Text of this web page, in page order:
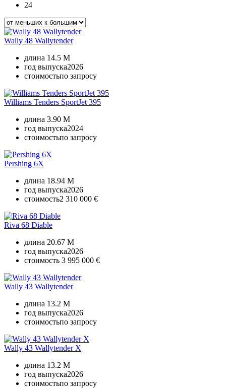
24
Wally 48 Wallytender
длина 14.5 M
год выпуска2026
стоимостьпо запросу
Williams Tenders SportJet 395
длина 3.90 M
год выпуска2024
стоимостьпо запросу
Pershing 6X
длина 18.94 M
год выпуска2026
стоимость2 310 000 €
Riva 68 Diable
длина 20.67 M
год выпуска2026
стоимость 3 995 000 €
Wally 43 Wallytender
длина 13.2 M
год выпуска2026
стоимостьпо запросу
Wally 43 Wallytender X
длина 13.2 M
год выпуска2026
стоимостьпо запросу